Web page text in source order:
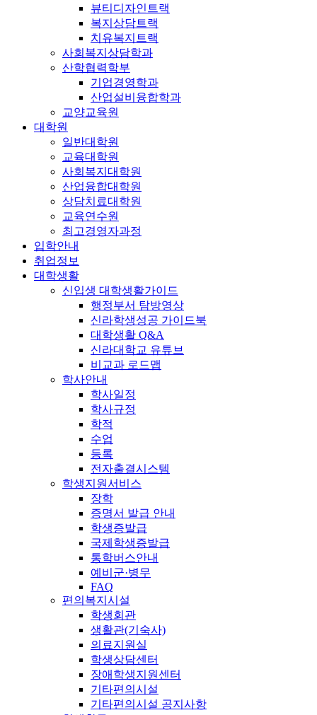
뷰티디자인트랙
복지상담트랙
치유복지트랙
사회복지상담학과
산학협력학부
기업경영학과
산업설비융합학과
교양교육원
대학원
일반대학원
교육대학원
사회복지대학원
산업융합대학원
상담치료대학원
교육연수원
최고경영자과정
입학안내
취업정보
대학생활
신입생 대학생활가이드
행정부서 탐방영상
신라학생성공 가이드북
대학생활 Q&A
신라대학교 유튜브
비교과 로드맵
학사안내
학사일정
학사규정
학적
수업
등록
전자출결시스템
학생지원서비스
장학
증명서 발급 안내
학생증발급
국제학생증발급
통학버스안내
예비군·병무
FAQ
편의복지시설
학생회관
생활관(기숙사)
의료지원실
학생상담센터
장애학생지원센터
기타편의시설
기타편의시설 공지사항